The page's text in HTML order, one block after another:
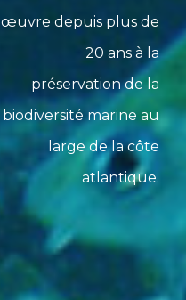
œuvre depuis plus de
20 ans à la
préservation de la
biodiversité marine au
large de la côte
atlantique.